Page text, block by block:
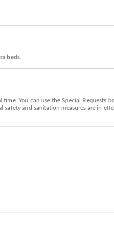
beds.
time. You can use the Special
and sanitation measures are in